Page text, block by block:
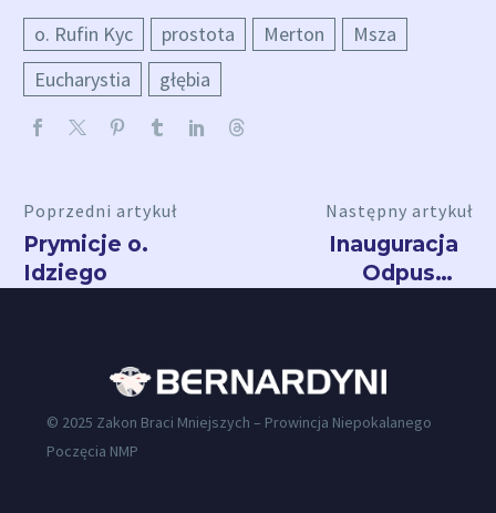
o. Rufin Kyc prostota Merton
Msza
Eucharystia
głębia
Poprzedni artykuł
Prymicje o.
Idziego
Następny artykuł
Inauguracja
Odpustu
Radecznicy
© 2025 Zakon Braci Mniejszych – Prowincja Niepokalanego
Poczęcia NMP